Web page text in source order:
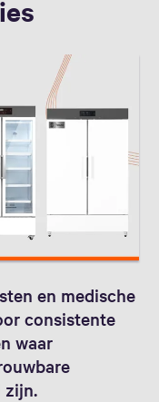
en medische
consistente
waar
zijn.